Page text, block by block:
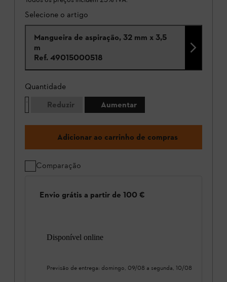
Selecione o artigo
Mangueira de aspiração, 32 mm x 3,5
m
Ref. 49015000518
Quantidade
Reduzir
Aumentar
Adicionar ao carrinho de compras
Comparação
Envio grátis a partir de 100 €
Disponível online
Previsão de entrega: domingo, 09/08 a segunda, 10/08